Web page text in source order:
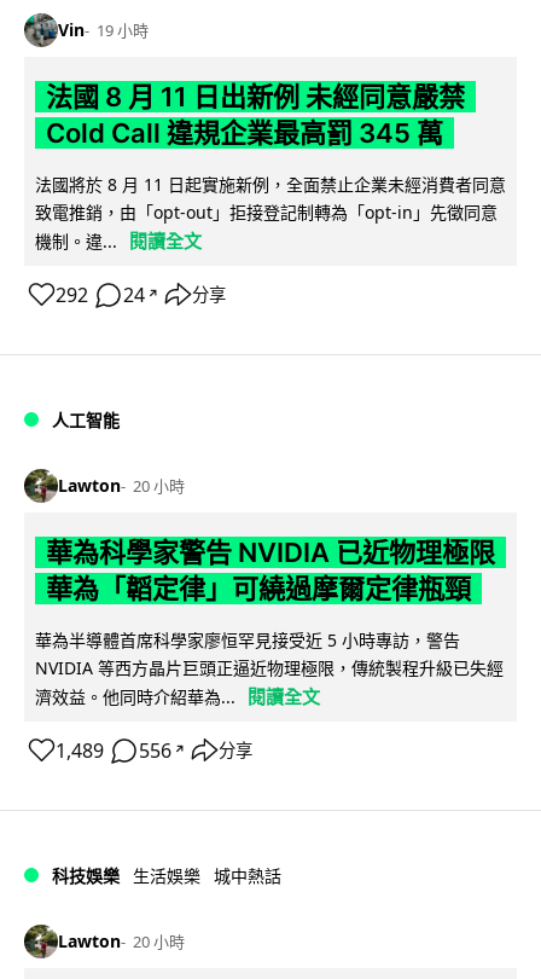
Vin 19 小時
法國 8 月 11 日出新例 未經同意嚴禁
Cold Call 違規企業最高罰 345 萬
法國將於 8 月 11 日起實施新例，全面禁止企業未經消費者同意
致電推銷，由「opt-out」拒接登記制轉為「opt-in」先徵同意
機制。違...
閱讀全文
292 24 ↗ 分享
人工智能
Lawton 20 小時
華為科學家警告 NVIDIA 已近物理極限
華為「韜定律」可繞過摩爾定律瓶頸
華為半導體首席科學家廖恒罕見接受近 5 小時專訪，警告
NVIDIA 等西方晶片巨頭正逼近物理極限，傳統製程升級已失經
濟效益。他同時介紹華為...
閱讀全文
1,489 556 ↗ 分享
科技娛樂 生活娛樂 城中熱話
Lawton 20 小時